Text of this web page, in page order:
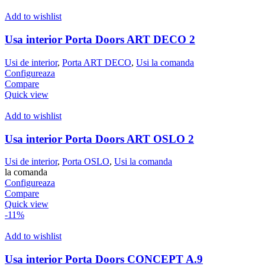
Add to wishlist
Usa interior Porta Doors ART DECO 2
Usi de interior, Porta ART DECO, Usi la comanda
Configureaza
Compare
Quick view
Add to wishlist
Usa interior Porta Doors ART OSLO 2
Usi de interior, Porta OSLO, Usi la comanda
la comanda
Configureaza
Compare
Quick view
-11%
Add to wishlist
Usa interior Porta Doors CONCEPT A.9